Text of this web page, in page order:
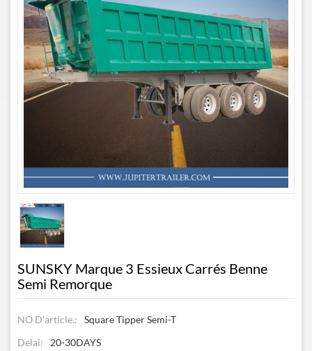
SUNSKY Marque 3 Essieux Carrés Benne
Semi Remorque
NO D’article.:
Square Tipper Semi-T
Delai:
20-30DAYS